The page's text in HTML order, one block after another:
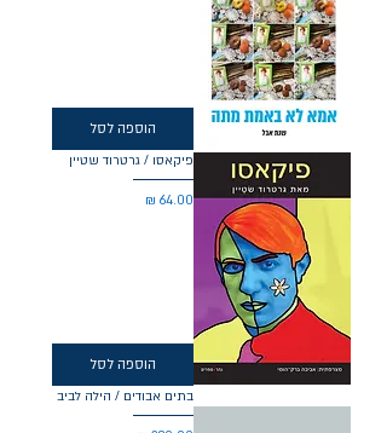
הוספה לסל
פיקאסו / גרטרוד שטיין
מחיר
הוספה לסל
בתים אבודים / הילה לביב